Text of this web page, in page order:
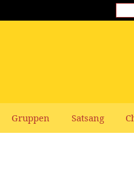
Gruppen Satsang